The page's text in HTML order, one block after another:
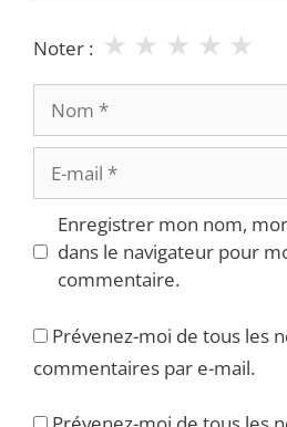
Noter : ★
★
★
★
★
mail
Enregistrer mon nom,
dans le navigateur pour
commentaire.
Prévenez-moi de tous les
commentaires par e-mail.